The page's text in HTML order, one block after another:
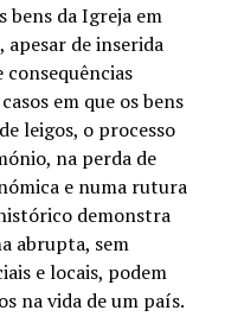
bens da Igreja em
de inserida
em que os bens
leigos, o processo
na perda de
e numa rutura
demonstra
abrupta, sem
e locais, podem
na vida de um país.